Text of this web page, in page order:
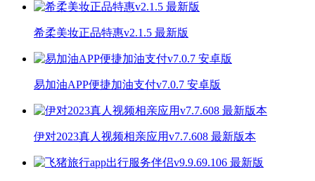
希柔美妆正品特惠v2.1.5 最新版
易加油APP便捷加油支付v7.0.7 安卓版
伊对2023真人视频相亲应用v7.7.608 最新版本